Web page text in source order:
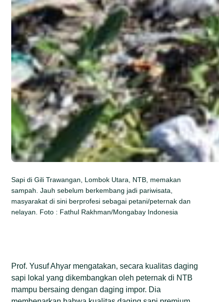
Sapi di Gili Trawangan, Lombok Utara, NTB, memakan
sampah. Jauh sebelum berkembang jadi pariwisata,
masyarakat di sini berprofesi sebagai petani/peternak dan
nelayan. Foto : Fathul Rakhman/Mongabay Indonesia
Prof. Yusuf Ahyar mengatakan, secara kualitas daging
sapi lokal yang dikembangkan oleh peternak di NTB
mampu bersaing dengan daging impor. Dia